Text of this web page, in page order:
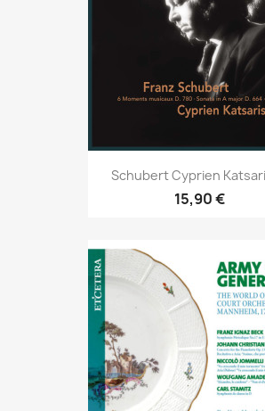
Schubert Cyprien
15,90 €